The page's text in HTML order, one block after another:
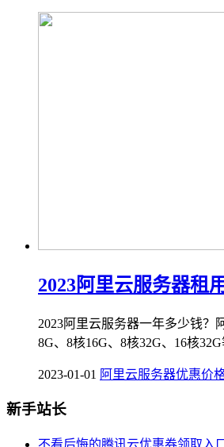
2023阿里云服务器租
2023阿里云服务器一年多少钱？
8G、8核16G、8核32G、16核
2023-01-01 阿里云服务器优惠价
新手站长
不看后悔的腾讯云优惠券领取入